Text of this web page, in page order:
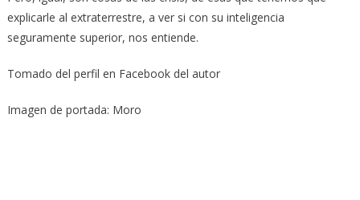
explicarle al extraterrestre, a ver si con su inteligencia
seguramente superior, nos entiende.
Tomado del perfil en Facebook del autor
Imagen de portada: Moro